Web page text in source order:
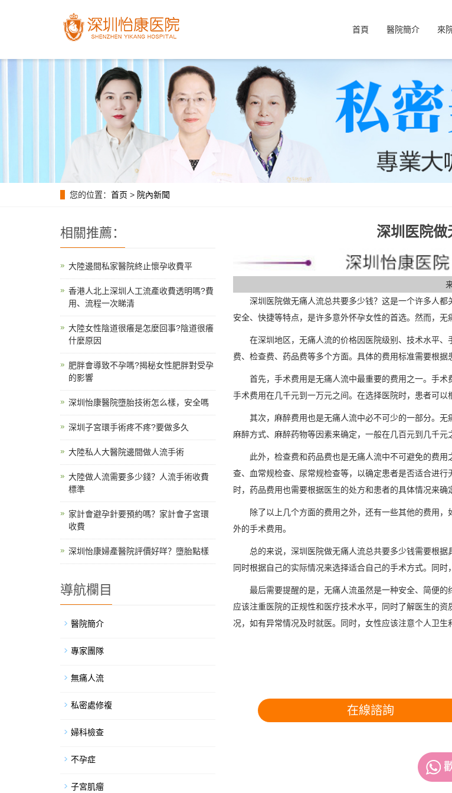
首頁 醫院簡介 來
您的位置： 首页 > 院內新聞
深圳医院
深圳医院做无痛人流总共要多少钱？这是一个许多人都
安全、快捷等特点，是许多意外怀孕女性的首选。然而，
在深圳地区，无痛人流的价格因医院级别、技术水平
费、检查费、药品费等多个方面。具体的费用标准需要根据
首先，手术费用是无痛人流中最重要的费用之一。手术
手术费用在几千元到一万元之间。在选择医院时，患者可以
其次，麻醉费用也是无痛人流中必不可少的一部分。
麻醉方式、麻醉药物等因素来确定，一般在几百元到几千元
此外，检查费和药品费也是无痛人流中不可避免的费
查、血常规检查、尿常规检查等，以确定患者是否适合进
时，药品费用也需要根据医生的处方和患者的具体情况来确
除了以上几个方面的费用之外，还有一些其他的费用
外的手术费用。
总的来说，深圳医院做无痛人流总共要多少钱需要根
同时根据自己的实际情况来选择适合自己的手术方式。同
最后需要提醒的是，无痛人流虽然是一种安全、简便
应该注重医院的正规性和医疗技术水平，同时了解医生的
况，如有异常情况及时就医。同时，女性应该注意个人卫生
在線諮詢
相關推薦：
大陸邊間私家醫院終止懷孕收費平
香港人北上深圳人工流產收費透明嗎?費
用、流程一次睇清
大陸女性陰道很癢是怎麼回事?陰道很癢
什麼原因
肥胖會導致不孕嗎?揭秘女性肥胖對受孕
的影響
深圳怡康醫院墮胎技術怎么樣，安全嗎
深圳子宮環手術疼不疼?要做多久
大陸私人大醫院邊間做人流手術
大陸做人流需要多少錢？人流手術收費
標準
家計會避孕針要預約嗎？家計會子宮環
收費
深圳怡康婦產醫院評價好咩？墮胎點樣
導航欄目
醫院簡介
專家團隊
無痛人流
私密處修複
婦科檢查
不孕症
子宮肌瘤